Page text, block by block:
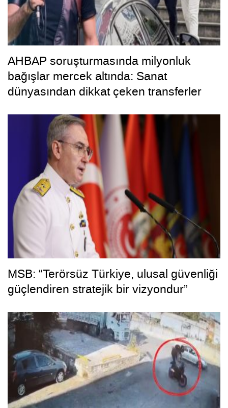
AHBAP soruşturmasında milyonluk
bağışlar mercek altında: Sanat
dünyasından dikkat çeken transferler
MSB: “Terörsüz Türkiye, ulusal güvenliği
güçlendiren stratejik bir vizyondur”